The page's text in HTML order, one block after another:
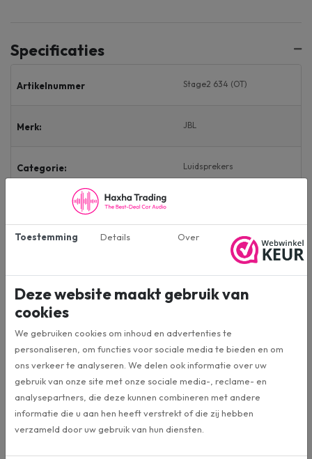
Specificaties
Artikelnummer Stage2 634 (OT)
Merk: JBL
Categorie: Luidsprekers
Soort speaker: Coaxiaal 3-weg
MAX vermogen: 250W
40W
Gevoeligheid: 91dB
Impedantie: 4 Ohm
Toestemming Details Over
Deze website maakt gebruik van
cookies
We gebruiken cookies om inhoud en advertenties te
personaliseren, om functies voor sociale media te bieden en om
ons verkeer te analyseren. We delen ook informatie over uw
gebruik van onze site met onze sociale media-, reclame- en
analysepartners, die deze kunnen combineren met andere
informatie die u aan hen heeft verstrekt of die zij hebben
verzameld door uw gebruik van hun diensten.